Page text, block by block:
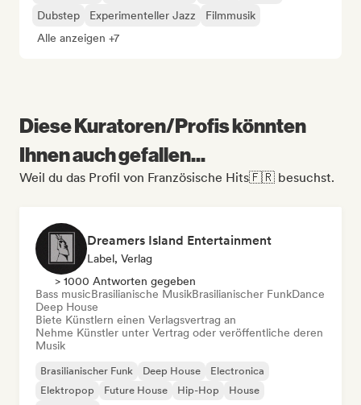
Dubstep
Experimenteller Jazz
Filmmusik
Alle anzeigen +7
Diese Kuratoren/Profis könnten
Ihnen auch gefallen...
Weil du das Profil von Französische Hits🇫🇷 besuchst.
Dreamers Island Entertainment
Label, Verlag
> 1000 Antworten gegeben
Bass musicBrasilianische MusikBrasilianischer FunkDance
Deep House
Biete Künstlern einen Verlagsvertrag an
Nehme Künstler unter Vertrag oder veröffentliche deren
Musik
Brasilianischer Funk Deep House
Electronica
Elektropop
Future House Hip-Hop
House